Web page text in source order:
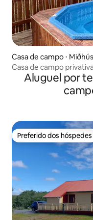
Casa de campo ⋅
Casa de campo
Aluguel por
Preferido dos hóspedes
Preferido dos hóspedes